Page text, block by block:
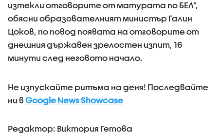
изтекли отговорите от матурата по БЕЛ”,
обясни образователният министър Галин
Цоков, по повод появата на отговорите от
днешния държавен зрелостен изпит, 16
минути след неговото начало.
Не изпускайте ритъма на деня! Последвайте
ни в Google News Showcase
Редактор: Виктория Гетова